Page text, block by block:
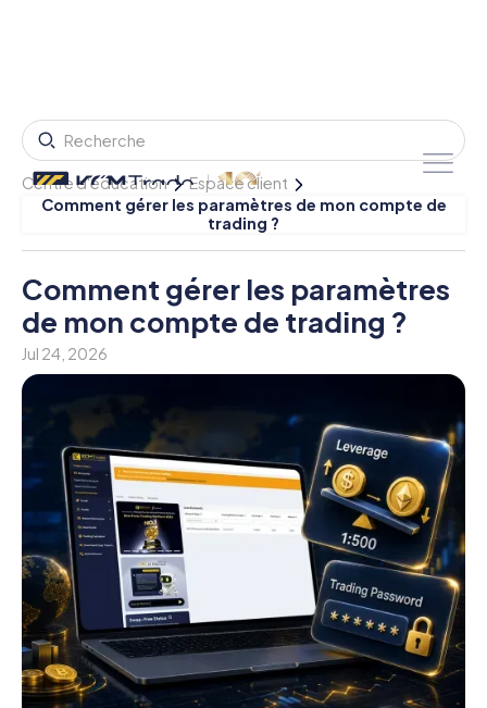
Centre d'éducation
Espace client
Comment gérer les paramètres de mon compte de
trading ?
Comment gérer les paramètres
de mon compte de trading ?
Jul 24, 2026